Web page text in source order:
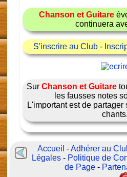
Chanson et Guitare
continuera
S'inscrire au Club -
SurChanson et Guitare
les fausses notes
L'important est de
chants.
Accueil -Adhérer au
Légales - Politique de
de Page -